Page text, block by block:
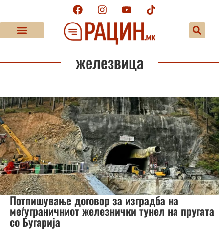
железвица
Потпишување договор за изградба на
меѓуграничниот железнички тунел на пругата
со Бугарија